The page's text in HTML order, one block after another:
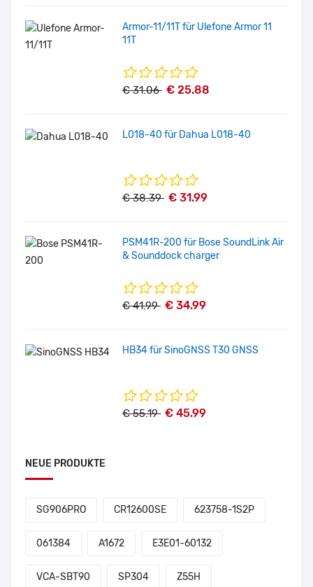
Armor-11/11T für Ulefone Armor 11
11T
€ 31.06 € 25.88
L018-40 für Dahua L018-40
€ 38.39 € 31.99
PSM41R-200 für Bose SoundLink Air
& Sounddock charger
€ 41.99 € 34.99
HB34 für SinoGNSS T30 GNSS
€ 55.19 € 45.99
NEUE PRODUKTE
SG906PRO CR12600SE 623758-1S2P
061384 A1672 E3E01-60132
VCA-SBT90 SP304 Z55H